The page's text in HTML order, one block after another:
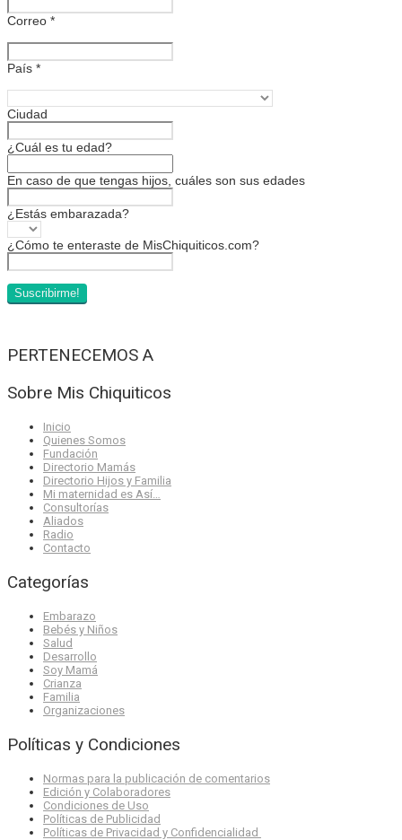
Correo *
País *
Ciudad
¿Cuál es tu edad?
En caso de que tengas hijos, cuáles son sus edades
¿Estás embarazada?
¿Cómo te enteraste de MisChiquiticos.com?
PERTENECEMOS A
Sobre Mis Chiquiticos
Inicio
Quienes Somos
Fundación
Directorio Mamás
Directorio Hijos y Familia
Mi maternidad es Así…
Consultorías
Aliados
Radio
Contacto
Categorías
Embarazo
Bebés y Niños
Salud
Desarrollo
Soy Mamá
Crianza
Familia
Organizaciones
Políticas y Condiciones
Normas para la publicación de comentarios
Edición y Colaboradores
Condiciones de Uso
Políticas de Publicidad
Políticas de Privacidad y Confidencialidad